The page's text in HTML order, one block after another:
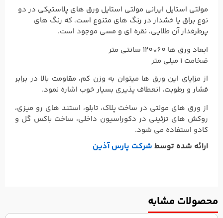
مولتی استایل ایرانی مولتی استایل ورق های پلاستیکی در دو
نوع براق یا خشدار در رنگ های متنوع است، که رنگ های
پرطرفدار آن طلایی، نقره ای و مسی موجود است.
ابعاد ورق ها 60*120 سانتی متر
ضخامت 1 میلی متر
از مزایای این ورق ها میتوان به وزن کم، مقاومت بالا در برابر
فشار و رطوبت، انعطاف پذیری بسیار خوب اشاره نمود.
از ورق های مولتی در ساخت پلاک، تابلو، استند های رو میزی،
روکش های تزئینی در دکوراسیون داخلی، ساخت باکس گل و
کادو استفاده می شود.
ارائه شده توسط شرکت پارس آذین
محصولات مشابه